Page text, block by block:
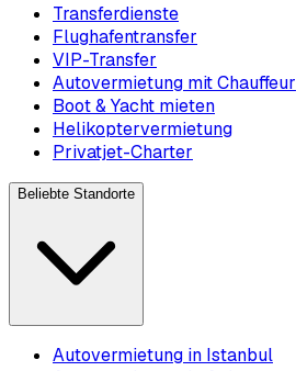
Transferdienste
Flughafentransfer
VIP-Transfer
Autovermietung mit Chauffeur
Boot & Yacht mieten
Helikoptervermietung
Privatjet-Charter
Beliebte Standorte
Autovermietung in Istanbul